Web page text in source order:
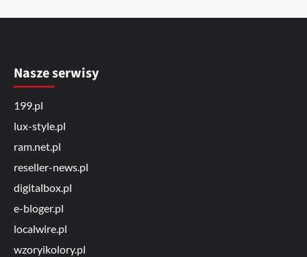
Nasze serwisy
199.pl
lux-style.pl
ram.net.pl
reseller-news.pl
digitalbox.pl
e-bloger.pl
localwire.pl
wzoryikolory.pl